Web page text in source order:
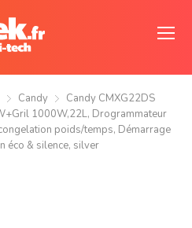
Candy
Candy CMXG22DS
1000W,22L, Drogrammateur
poids/temps, Démarrage
éco & silence, silver